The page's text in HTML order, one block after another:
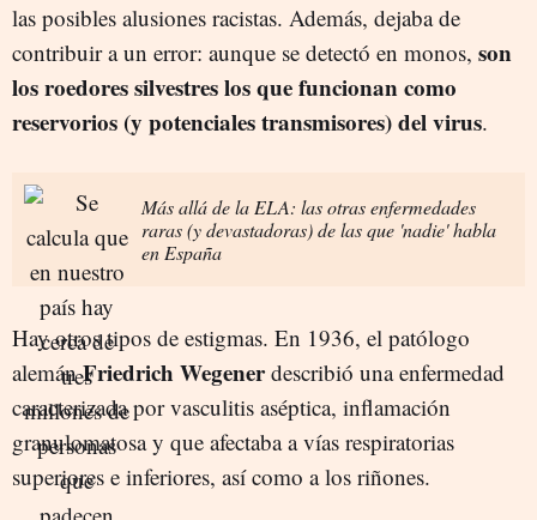
las posibles alusiones racistas. Además, dejaba de
contribuir a un error: aunque se detectó en monos, son
los roedores silvestres los que funcionan como
reservorios (y potenciales transmisores) del virus.
Más allá de la ELA: las otras enfermedades
raras (y devastadoras) de las que 'nadie' habla
en España
Hay otros tipos de estigmas. En 1936, el patólogo
alemánFriedrich Wegenerdescribió una enfermedad
caracterizada por vasculitis aséptica, inflamación
granulomatosa y que afectaba a vías respiratorias
superiores e inferiores, así como a los riñones.